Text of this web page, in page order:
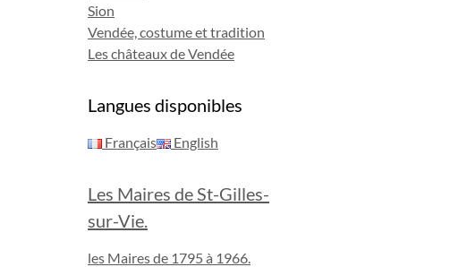
Sion
Vendée, costume et tradition
Les châteaux de Vendée
Langues disponibles
Français English
Les Maires de St-Gilles-
sur-Vie.
les Maires de 1795 à 1966.